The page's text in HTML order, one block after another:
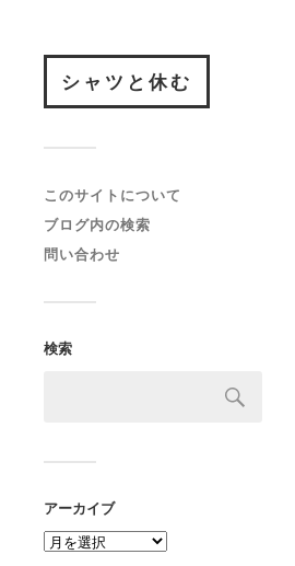
シャツと休む
このサイトについて
ブログ内の検索
問い合わせ
検索
アーカイブ